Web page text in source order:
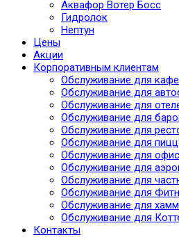
Аквафор Вотер Босс
Гидролок
Нептун
Цены
Акции
Корпоративным клиентам
Обслуживание для кафе
Обслуживание для
Обслуживание для
Обслуживание для
Обслуживание для
Обслуживание для
Обслуживание для
Обслуживание для
Обслуживание для
Обслуживание для
Обслуживание для
Обслуживание для
Контакты